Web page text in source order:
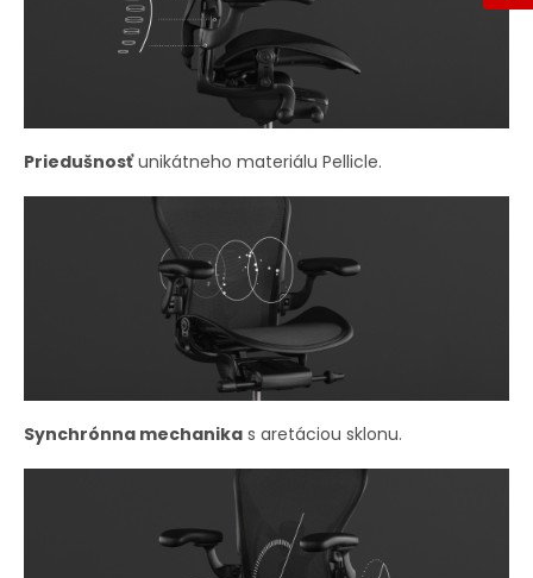
Priedušnosťunikátneho materiálu Pellicle.
Synchrónna mechanika s aretáciou sklonu.